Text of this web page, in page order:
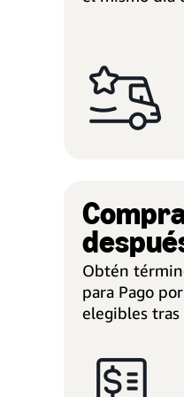
Obtén
para Pago
elegibles tras